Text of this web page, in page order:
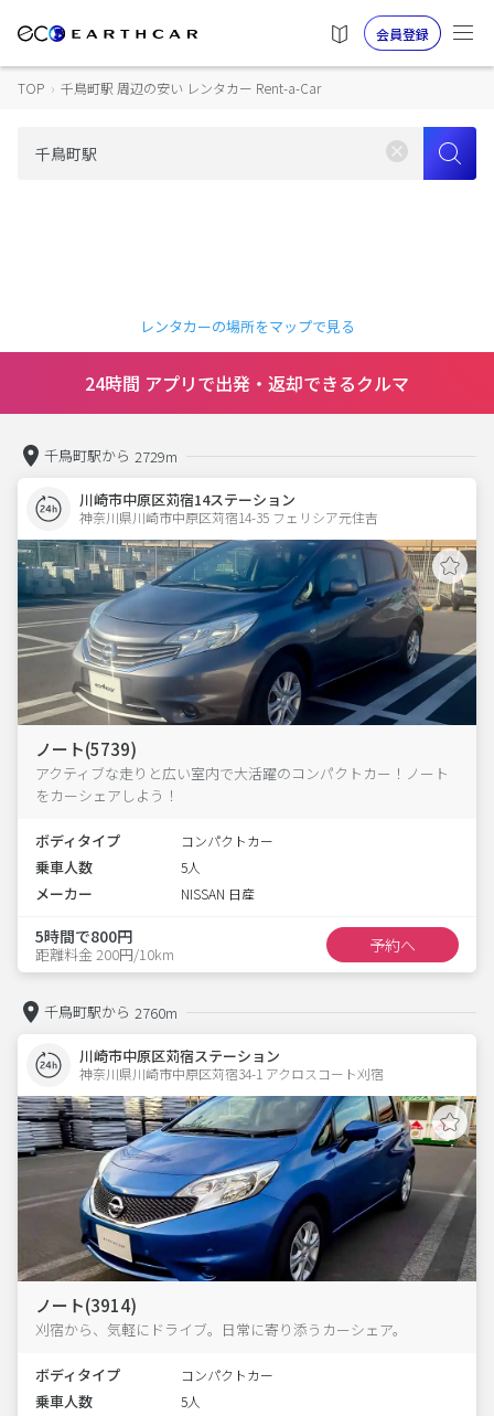
会員登録
TOP › 千鳥町駅 周辺の安い レンタカー Rent-a-Car
レンタカーの場所をマップで見る
24時間 アプリで出発・返却できるクルマ
千鳥町駅から 2729m
川崎市中原区苅宿14ステーション
神奈川県川崎市中原区苅宿14-35 フェリシア元住吉
ノート(5739)
アクティブな走りと広い室内で大活躍のコンパクトカー！ノート
をカーシェアしよう！
ボディタイプ コンパクトカー
乗車人数 5人
メーカー NISSAN 日産
5時間で800円
距離料金 200円/10km 予約へ
千鳥町駅から 2760m
川崎市中原区苅宿ステーション
神奈川県川崎市中原区苅宿34-1 アクロスコート刈宿
ノート(3914)
刈宿から、気軽にドライブ。日常に寄り添うカーシェア。
ボディタイプ コンパクトカー
乗車人数 5人